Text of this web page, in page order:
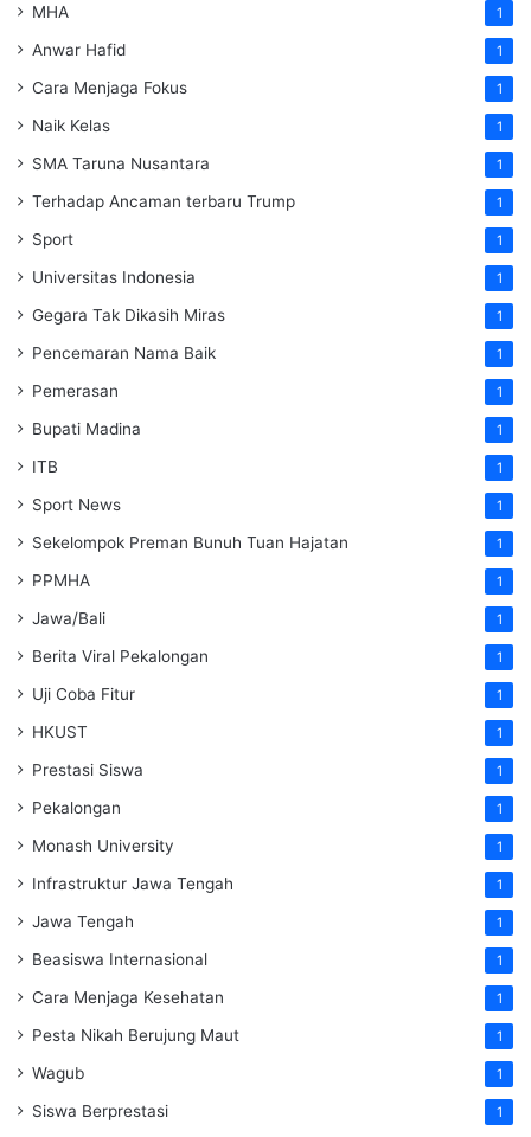
MHA 1
Anwar Hafid 1
Cara Menjaga Fokus 1
Naik Kelas 1
SMA Taruna Nusantara 1
Terhadap Ancaman terbaru Trump 1
Sport 1
Universitas Indonesia 1
Gegara Tak Dikasih Miras 1
Pencemaran Nama Baik 1
Pemerasan 1
Bupati Madina 1
ITB 1
Sport News 1
Sekelompok Preman Bunuh Tuan Hajatan 1
PPMHA 1
Jawa/Bali 1
Berita Viral Pekalongan 1
Uji Coba Fitur 1
HKUST 1
Prestasi Siswa 1
Pekalongan 1
Monash University 1
Infrastruktur Jawa Tengah 1
Jawa Tengah 1
Beasiswa Internasional 1
Cara Menjaga Kesehatan 1
Pesta Nikah Berujung Maut 1
Wagub 1
Siswa Berprestasi 1